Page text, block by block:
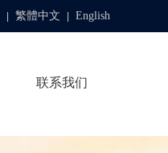
联系我们
繁體中文 English